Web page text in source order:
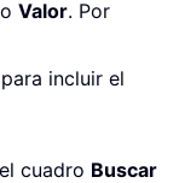
Valor. Por
para incluir el
cuadro Buscar